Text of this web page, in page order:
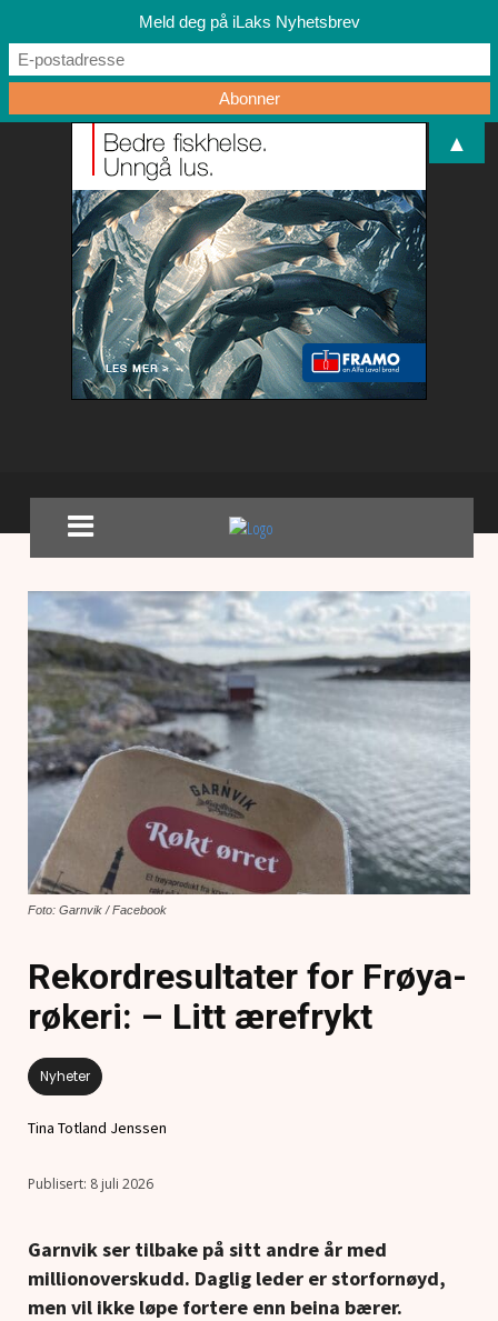
Foto: Garnvik / Facebook
Rekordresultater for Frøya-
røkeri: – Litt ærefrykt
Nyheter
Tina Totland Jenssen
8 juli 2026
Garnvik ser tilbake på sitt andre år med
millionoverskudd. Daglig leder er storfornøyd,
men vil ikke løpe fortere enn beina bærer.
Meld deg på iLaks Nyhetsbrev
▲